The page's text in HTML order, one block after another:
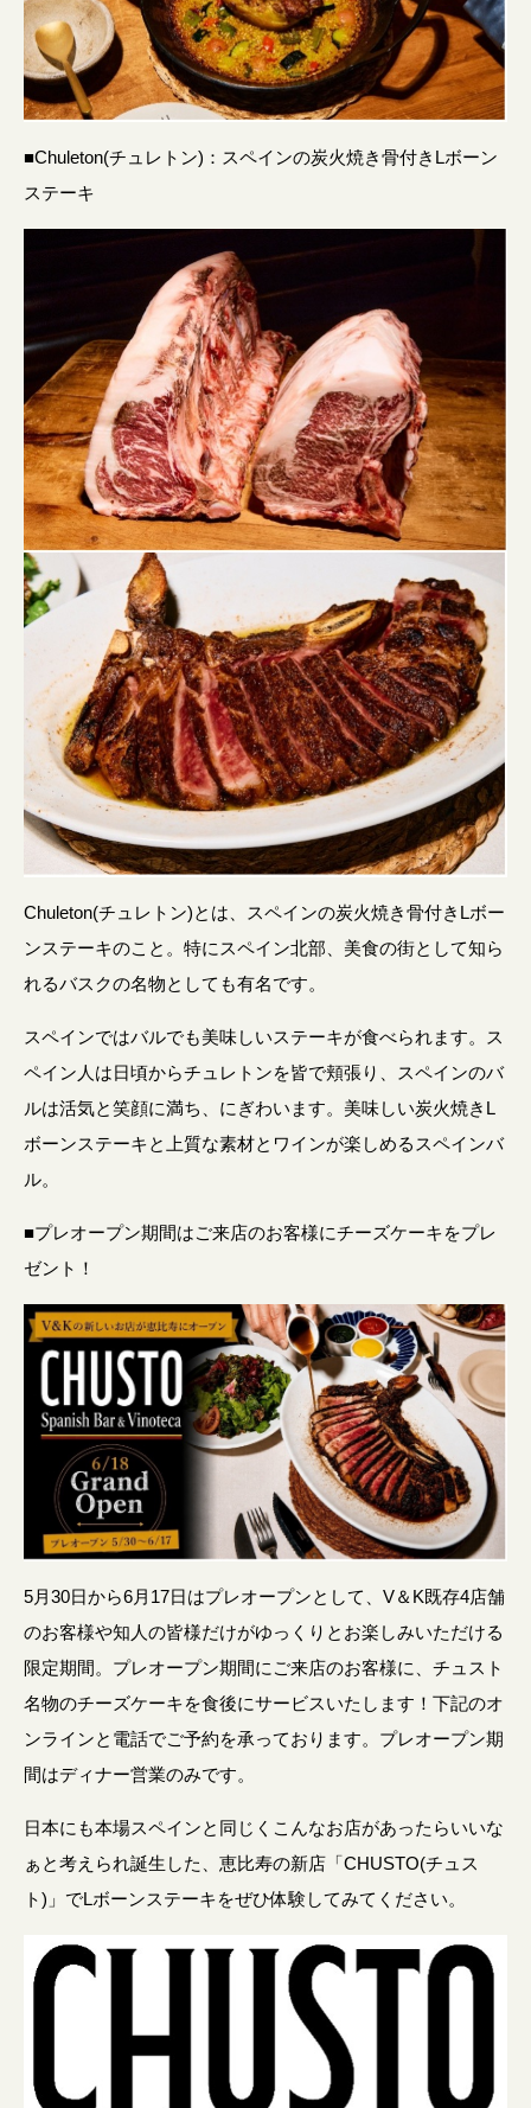
■Chuleton(チュレトン)：スペインの炭火焼き骨付きLボーン
ステーキ
Chuleton(チュレトン)とは、スペインの炭火焼き骨付きLボー
ンステーキのこと。特にスペイン北部、美食の街として知ら
れるバスクの名物としても有名です。
スペインではバルでも美味しいステーキが食べられます。ス
ペイン人は日頃からチュレトンを皆で頬張り、スペインのバ
ルは活気と笑顔に満ち、にぎわいます。美味しい炭火焼きL
ボーンステーキと上質な素材とワインが楽しめるスペインバ
ル。
■プレオープン期間はご来店のお客様にチーズケーキをプレ
ゼント！
5月30日から6月17日はプレオープンとして、V＆K既存4店舗
のお客様や知人の皆様だけがゆっくりとお楽しみいただける
限定期間。プレオープン期間にご来店のお客様に、チュスト
名物のチーズケーキを食後にサービスいたします！下記のオ
ンラインと電話でご予約を承っております。プレオープン期
間はディナー営業のみです。
日本にも本場スペインと同じくこんなお店があったらいいな
ぁと考えられ誕生した、恵比寿の新店「CHUSTO(チュス
ト)」でLボーンステーキをぜひ体験してみてください。